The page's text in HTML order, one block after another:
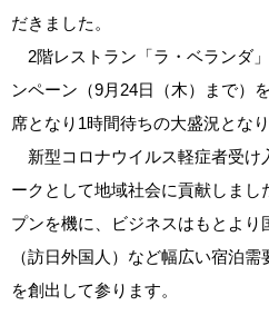
だきました。
2階レストラン「ラ・ベランダ
ンペーン（9月24日（木）まで）
席となり1時間待ちの大盛況となり
新型コロナウイルス軽症者受け
ークとして地域社会に貢献しま
プンを機に、ビジネスはもとより
（訪日外国人）など幅広い宿泊
を創出して参ります。